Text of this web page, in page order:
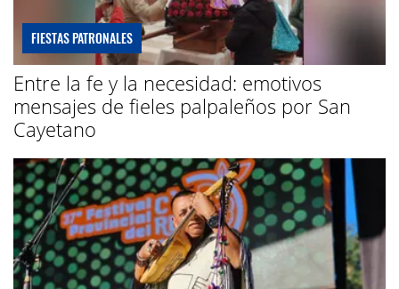
FIESTAS PATRONALES
Entre la fe y la necesidad: emotivos
mensajes de fieles palpaleños por San
Cayetano